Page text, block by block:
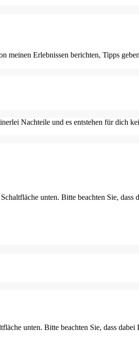
Erlebnissen berichten, Tipps
Nachteile und es entstehen für dich
unten. Bitte beachten Sie, dass
unten. Bitte beachten Sie, dass